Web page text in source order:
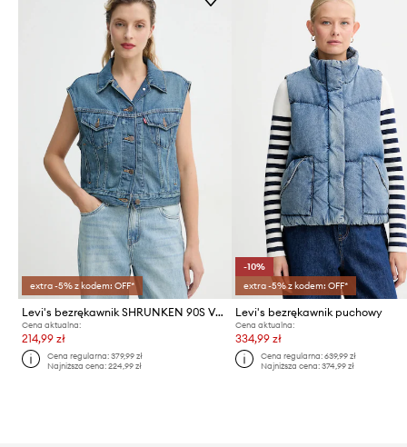
extra -5% z kodem: OFF*
Levi's bezrękawnik SHRUNKEN 90S VEST
Cena aktualna:
214,99 zł
Cena regularna:379,99 zł
Najniższa cena:224,99 zł
-10%
extra -5% z kodem: OFF*
Levi's bezrękawnik puchowy
Cena aktualna:
334,99 zł
Cena regularna: 639,99 zł
Najniższa cena: 374,99 zł